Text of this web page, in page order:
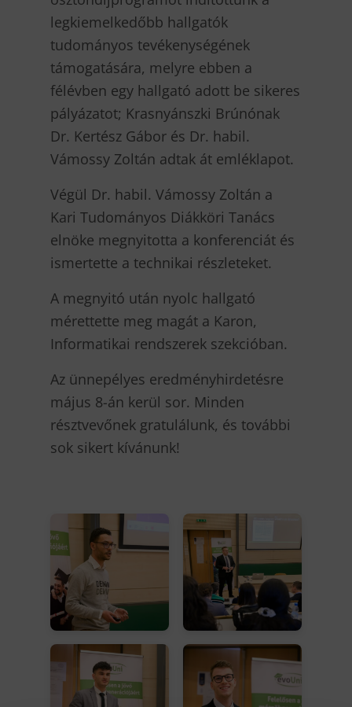
legkiemelkedőbb hallgatók
tudományos tevékenységének
támogatására, melyre ebben a
félévben egy hallgató adott be sikeres
pályázatot; Krasnyánszki Brúnónak
Dr. Kertész Gábor és Dr. habil.
Vámossy Zoltán adtak át emléklapot.
Végül Dr. habil. Vámossy Zoltán a
Kari Tudományos Diákköri Tanács
elnöke megnyitotta a konferenciát és
ismertette a technikai részleteket.
A megnyitó után nyolc hallgató
mérettette meg magát a Karon,
Informatikai rendszerek szekcióban.
Az ünnepélyes eredményhirdetésre
május 8-án kerül sor. Minden
résztvevőnek gratulálunk, és további
sok sikert kívánunk!